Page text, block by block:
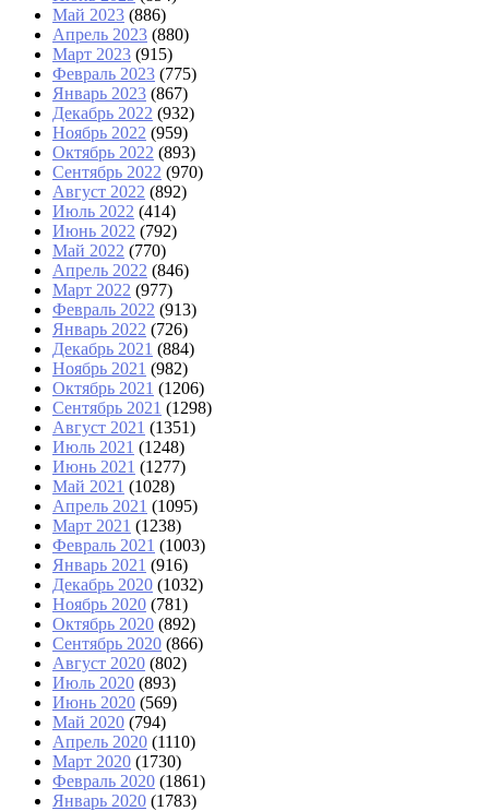
Май 2023 (886)
Апрель 2023 (880)
Март 2023 (915)
Февраль 2023 (775)
Январь 2023 (867)
Декабрь 2022 (932)
Ноябрь 2022 (959)
Октябрь 2022 (893)
Сентябрь 2022 (970)
Август 2022 (892)
Июль 2022 (414)
Июнь 2022 (792)
Май 2022 (770)
Апрель 2022 (846)
Март 2022 (977)
Февраль 2022 (913)
Январь 2022 (726)
Декабрь 2021 (884)
Ноябрь 2021 (982)
Октябрь 2021 (1206)
Сентябрь 2021 (1298)
Август 2021 (1351)
Июль 2021 (1248)
Июнь 2021 (1277)
Май 2021 (1028)
Апрель 2021 (1095)
Март 2021 (1238)
Февраль 2021 (1003)
Январь 2021 (916)
Декабрь 2020 (1032)
Ноябрь 2020 (781)
Октябрь 2020 (892)
Сентябрь 2020 (866)
Август 2020 (802)
Июль 2020 (893)
Июнь 2020 (569)
Май 2020 (794)
Апрель 2020 (1110)
Март 2020 (1730)
Февраль 2020 (1861)
Январь 2020 (1783)